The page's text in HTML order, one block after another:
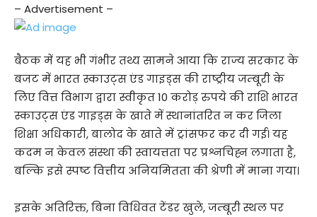
– Advertisement –
बैठक में यह भी गंभीर तथ्य सामने आया कि राज्य सरकार के
बजट में भारत स्काउट्स एंड गाइड्स की राष्ट्रीय जम्बूरी के
लिए वित्त विभाग द्वारा स्वीकृत 10 करोड़ रुपये की राशि भारत
स्काउट्स एंड गाइड्स के खाते में स्थानांतरित न कर जिला
शिक्षा अधिकारी, बालोद के खाते में ट्रांसफर कर दी गई। यह
कदम न केवल संस्था की स्वायत्तता पर प्रश्नचिह्न लगाता है,
बल्कि इसे स्पष्ट वित्तीय अनियमितता की श्रेणी में माना गया।
इसके अतिरिक्त, बिना विधिवत टेंडर खुले, जम्बूरी स्थल पर